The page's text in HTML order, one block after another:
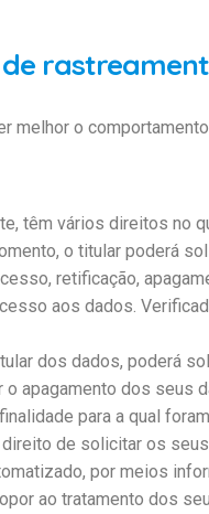
de
melhor o
têm vários direitos no
o titular poderá
retificação,
aos dados.
dos dados, poderá
apagamento dos
para a qual
de solicitar os
por meios
ao tratamento dos